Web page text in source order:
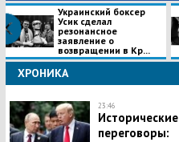
Украинский боксер
Усик сделал
резонансное
заявление о
возвращении в Кр...
ХРОНИКА
23:46
Исторические
переговоры: